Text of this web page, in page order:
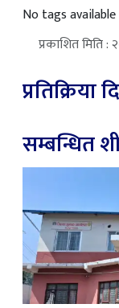
No tags available
प्रकाशित मिति
प्रतिक्रिया
सम्बन्धित